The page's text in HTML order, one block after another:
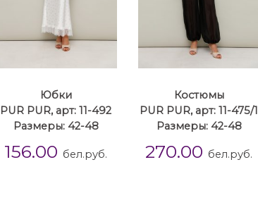
Юбки
PUR PUR, арт: 11-492
Размеры: 42-48
156.00 бел.руб.
Костюмы
PUR PUR, арт: 11-475/1
Размеры: 42-48
270.00 бел.руб.